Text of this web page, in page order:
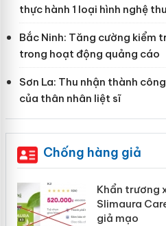
thực hành 1 loại hình nghệ
Bắc Ninh: Tăng cường kiểm
trong hoạt động quảng cáo
Sơn La: Thu nhận thành
của thân nhân liệt sĩ
Chống hàng giả
Khẩn trương
Slimaura
giả mạo